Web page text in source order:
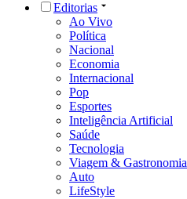
Editorias
Ao Vivo
Política
Nacional
Economia
Internacional
Pop
Esportes
Inteligência Artificial
Saúde
Tecnologia
Viagem & Gastronomia
Auto
LifeStyle